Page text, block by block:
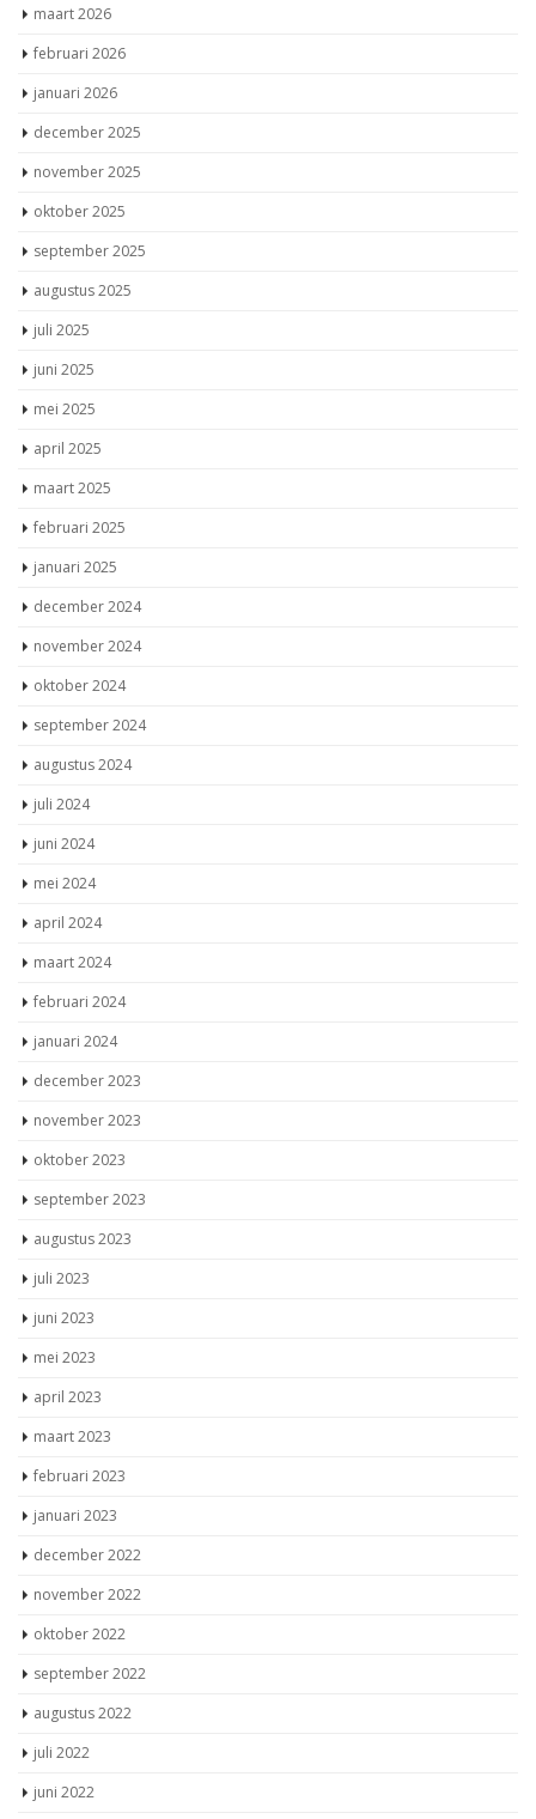
maart 2026
februari 2026
januari 2026
december 2025
november 2025
oktober 2025
september 2025
augustus 2025
juli 2025
juni 2025
mei 2025
april 2025
maart 2025
februari 2025
januari 2025
december 2024
november 2024
oktober 2024
september 2024
augustus 2024
juli 2024
juni 2024
mei 2024
april 2024
maart 2024
februari 2024
januari 2024
december 2023
november 2023
oktober 2023
september 2023
augustus 2023
juli 2023
juni 2023
mei 2023
april 2023
maart 2023
februari 2023
januari 2023
december 2022
november 2022
oktober 2022
september 2022
augustus 2022
juli 2022
juni 2022